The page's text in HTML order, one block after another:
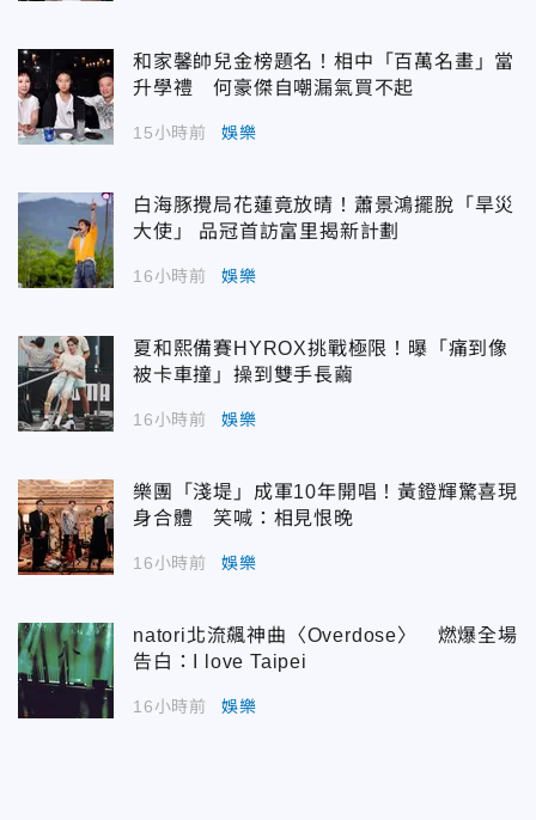
和家馨帥兒金榜題名！相中「百萬名畫」當
升學禮 何豪傑自嘲漏氣買不起
15小時前 娛樂
白海豚攪局花蓮竟放晴！蕭景鴻擺脫「旱災
大使」 品冠首訪富里揭新計劃
16小時前 娛樂
夏和熙備賽HYROX挑戰極限！曝「痛到像
被卡車撞」操到雙手長繭
16小時前 娛樂
樂團「淺堤」成軍10年開唱！黃鐙輝驚喜現
身合體 笑喊：相見恨晚
16小時前 娛樂
natori北流飆神曲〈Overdose〉 燃爆全場
告白：I love Taipei
16小時前 娛樂